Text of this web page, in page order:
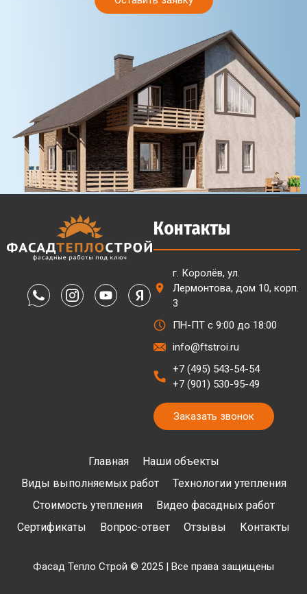
Главная
Наши объекты
Виды выполняемых работ
Технологии утепления
Стоимость утепления
Видео фасадных работ
Сертификаты
Вопрос-ответ Отзывы Контакты
Контакты
г. Королёв, ул.
Лермонтова, дом 10, корп.
3
ПН-ПТ с 9:00 до 18:00
info@ftstroi.ru
+7 (495) 543-54-54
+7 (901) 530-95-49
Заказать звонок
Фасад Тепло Строй © 2025 | Все права защищены